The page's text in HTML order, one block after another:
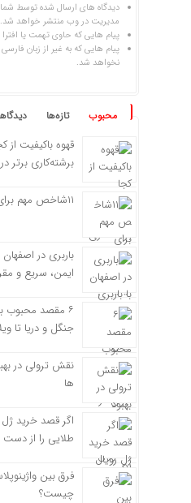
دیدگاه های ارسال شده توسط
مدیریت در وب منتشر خواهد شد.
پیام هایی که حاوی تهمت یا
پیام هایی که به غیر از زبان
نخواهد شد.
محبوب تازه‌ها
برشته‌کاری برتر
۱۱شاخص مهم برای درمان اعتیاد با کیفیت بالا
باربری در
ایمن، سریع و
۶ مقصد محبوب
جنگل و دریا تا
نقش ترولی در
ها
اگر قصد خرید ژل
طلایی را از دست
فرق بین
چیست؟